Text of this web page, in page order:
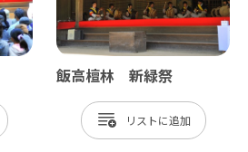
飯高檀林 新緑祭
リスト